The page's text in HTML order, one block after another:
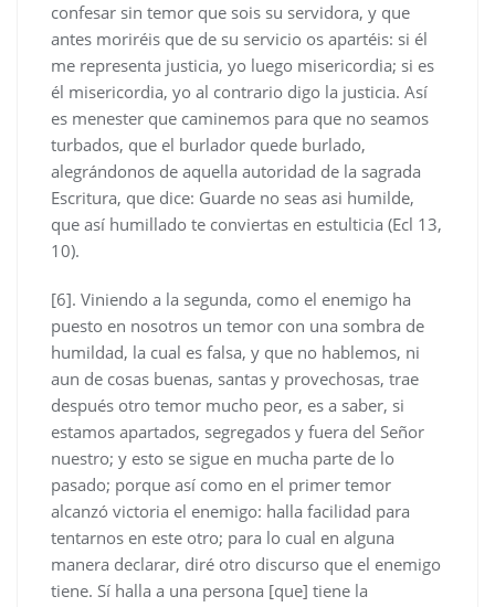
confesar sin temor que sois su servidora, y que
antes moriréis que de su servicio os apartéis: si él
me representa justicia, yo luego misericordia; si es
él misericordia, yo al contrario digo la justicia. Así
es menester que caminemos para que no seamos
turbados, que el burlador quede burlado,
alegrándonos de aquella autoridad de la sagrada
Escritura, que dice: Guarde no seas asi humilde,
que así humillado te conviertas en estulticia (Ecl 13,
10).
[6]. Viniendo a la segunda, como el enemigo ha
puesto en nosotros un temor con una sombra de
humildad, la cual es falsa, y que no hablemos, ni
aun de cosas buenas, santas y provechosas, trae
después otro temor mucho peor, es a saber, si
estamos apartados, segregados y fuera del Señor
nuestro; y esto se sigue en mucha parte de lo
pasado; porque así como en el primer temor
alcanzó victoria el enemigo: halla facilidad para
tentarnos en este otro; para lo cual en alguna
manera declarar, diré otro discurso que el enemigo
tiene. Sí halla a una persona [que] tiene la